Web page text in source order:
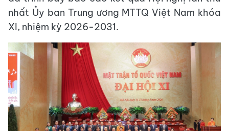
nhất Ủy ban Trung ương MTTQ Việt Nam khóa
XI, nhiệm kỳ 2026-2031.